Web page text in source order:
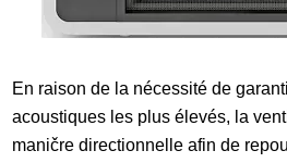
En raison de la nécessité de
acoustiques les plus élevés, la
maničre directionnelle afin de